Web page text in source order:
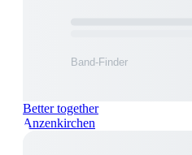
Better together
Anzenkirchen